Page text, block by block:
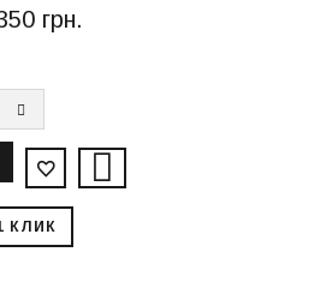
грн.
КЛИК